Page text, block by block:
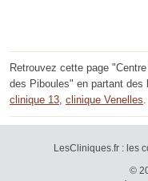
Retrouvez cette page
des Piboules" en partant des
clinique 13, clinique Venelles.
LesCliniques.fr : les
©